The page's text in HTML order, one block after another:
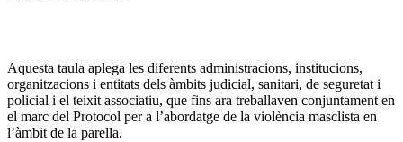
Aquesta taula aplega les diferents administracions, institucions,
organitzacions i entitats dels àmbits judicial, sanitari, de seguretat i
policial i el teixit associatiu, que fins ara treballaven conjuntament en
el marc del Protocol per a l’abordatge de la violència masclista en
l’àmbit de la parella.